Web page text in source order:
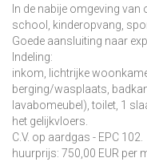
In de nabije omgeving van
school, kinderopvang,
Goede aansluiting naar
Indeling:
inkom, lichtrijke
berging/wasplaats,
lavabomeubel), toilet, 1
het gelijkvloers.
C.V. op aardgas - EPC 102.
huurprijs: 750,00 EUR per